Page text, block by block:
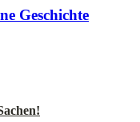
Geschichte